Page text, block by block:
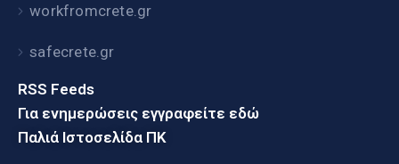
workfromcrete.gr
safecrete.gr
RSS Feeds
Για ενημερώσεις εγγραφείτε εδώ
Παλιά Ιστοσελίδα ΠΚ